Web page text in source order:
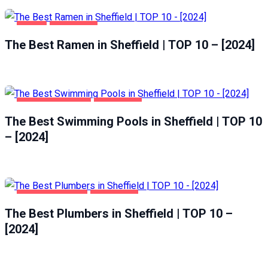
The Best Ramen in Sheffield | TOP 10 – [2024]
The Best Swimming Pools in Sheffield | TOP 10
– [2024]
The Best Plumbers in Sheffield | TOP 10 –
[2024]